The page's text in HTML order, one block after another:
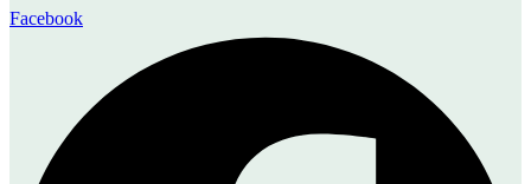
Facebook